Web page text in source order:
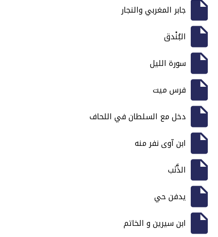
جابر المغربي والنجار
البُنْدق
سورة الليل
فرس ميت
دخل مع السلطان في اللحاف
ابن آوى نفر منه
الذَّنَب
يدفن حي
ابن سيرين و الخاتم